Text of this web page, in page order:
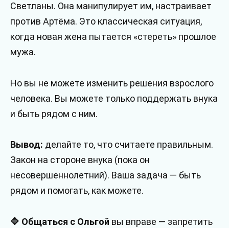
Светланы. Она манипулирует им, настраивает
против Артёма. Это классическая ситуация,
когда новая жена пытается «стереть» прошлое
мужа.
Но вы не можете изменить решения взрослого
человека. Вы можете только поддержать внука
и быть рядом с ним.
Вывод: делайте то, что считаете правильным.
Закон на стороне внука (пока он
несовершеннолетний). Ваша задача — быть
рядом и помогать, как можете.
🔷 Общаться с Ольгой вы вправе — запретить